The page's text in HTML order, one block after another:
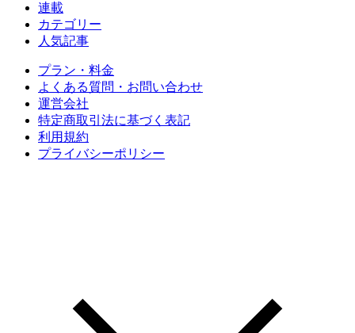
連載
カテゴリー
人気記事
プラン・料金
よくある質問・お問い合わせ
運営会社
特定商取引法に基づく表記
利用規約
プライバシーポリシー